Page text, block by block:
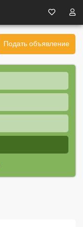
Подать объявление